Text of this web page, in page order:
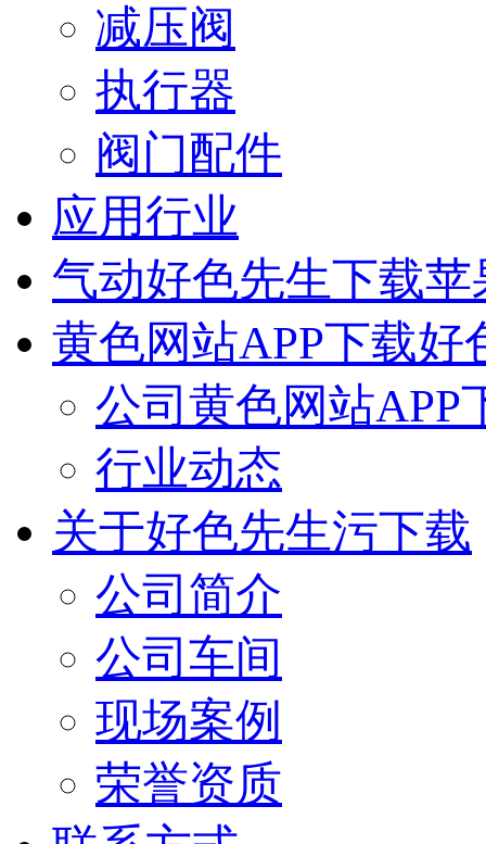
减压阀
执行器
阀门配件
应用行业
气动好色先生下载
黄色网站APP下载好
公司黄色网站APP
行业动态
关于好色先生污下载
公司简介
公司车间
现场案例
荣誉资质